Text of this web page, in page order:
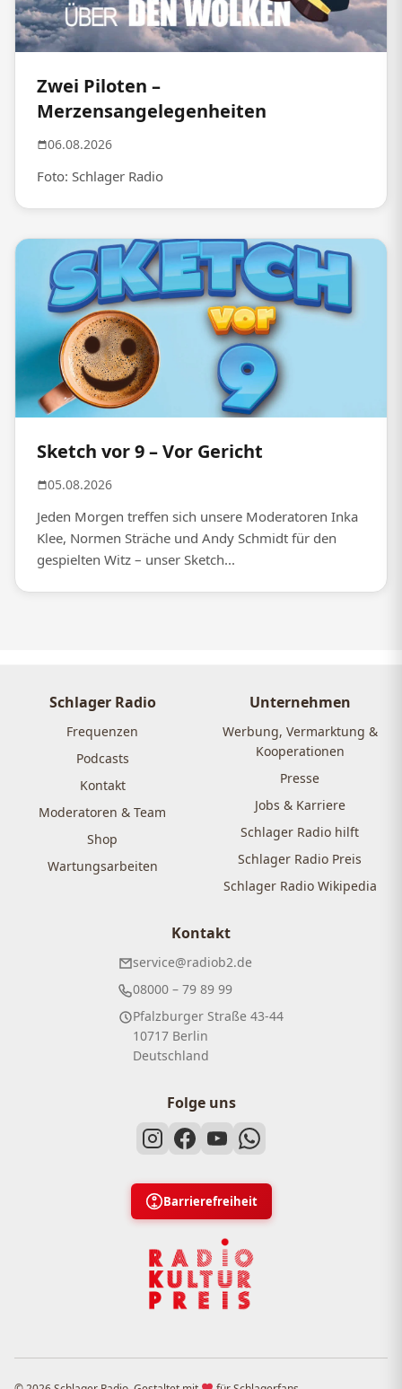
Zwei Piloten –
Merzensangelegenheiten
06.08.2026
Foto: Schlager Radio
Sketch vor 9 – Vor Gericht
05.08.2026
Jeden Morgen treffen sich unsere Moderatoren Inka
Klee, Normen Sträche und Andy Schmidt für den
gespielten Witz – unser Sketch...
Schlager Radio
Frequenzen
Podcasts
Kontakt
Moderatoren & Team
Shop
Wartungsarbeiten
Unternehmen
Werbung, Vermarktung &
Kooperationen
Presse
Jobs & Karriere
Schlager Radio hilft
Schlager Radio Preis
Schlager Radio Wikipedia
Kontakt
service@radiob2.de
08000 – 79 89 99
Pfalzburger Straße 43-44
10717 Berlin
Deutschland
Folge uns
Barrierefreiheit